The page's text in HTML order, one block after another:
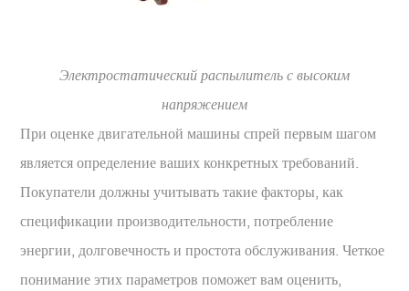
Электростатический распылитель с высоким
напряжением
При оценке двигательной машины спрей первым шагом
является определение ваших конкретных требований.
Покупатели должны учитывать такие факторы, как
спецификации производительности, потребление
энергии, долговечность и простота обслуживания. Четкое
понимание этих параметров поможет вам оценить,